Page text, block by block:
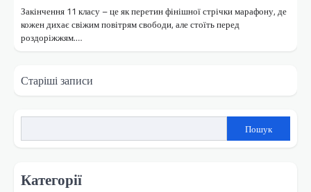
Закінчення 11 класу – це як перетин фінішної стрічки марафону, де
кожен дихає свіжим повітрям свободи, але стоїть перед
роздоріжжям.…
Навігація
за
записами
Старіші записи
Пошук
Категорії